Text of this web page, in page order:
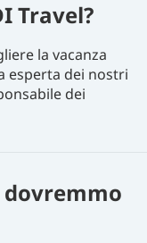
Travel?
la vacanza
esperta dei nostri
dei